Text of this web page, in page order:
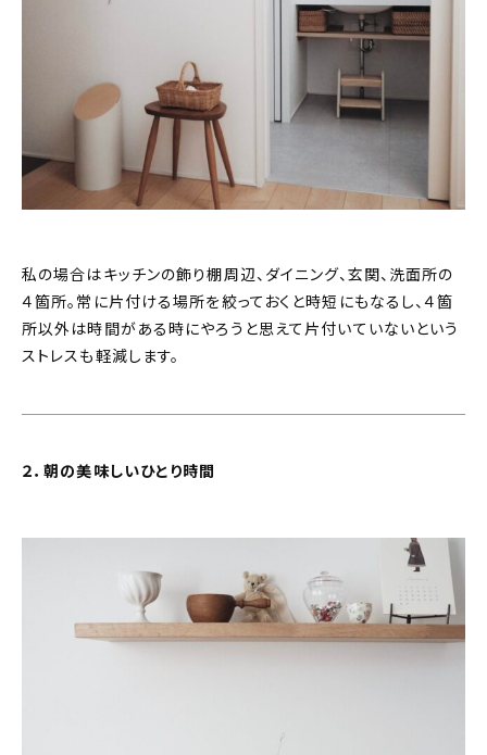
私の場合はキッチンの飾り棚周辺、ダイニング、玄関、洗面所の
４箇所。常に片付ける場所を絞っておくと時短にもなるし、４箇
所以外は時間がある時にやろうと思えて片付いていないという
ストレスも軽減します。
２．朝の美味しいひとり時間